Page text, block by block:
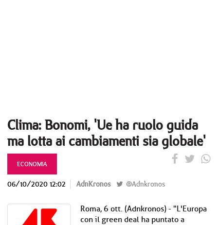
Clima: Bonomi, 'Ue ha ruolo guida
ma lotta ai cambiamenti sia globale'
ECONOMIA
06/10/2020 12:02 AdnKronos @Adnkronos
Roma, 6 ott. (Adnkronos) - "L'Europa
con il green deal ha puntato a